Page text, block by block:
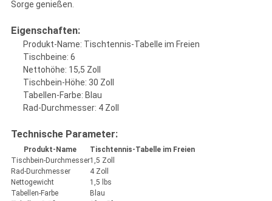
Sorge genießen.
Eigenschaften:
Produkt-Name: Tischtennis-Tabelle im Freien
Tischbeine: 6
Nettohöhe: 15,5 Zoll
Tischbein-Höhe: 30 Zoll
Tabellen-Farbe: Blau
Rad-Durchmesser: 4 Zoll
Technische Parameter:
Produkt-Name
Tischtennis-Tabelle im Freien
Tischbein-Durchmesser1,5 Zoll
Rad-Durchmesser
4 Zoll
Nettogewicht
1,5 lbs
Tabellen-Farbe
Blau